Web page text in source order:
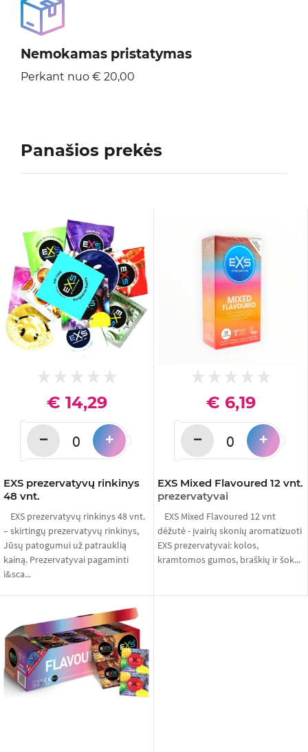
Nemokamas pristatymas
Perkant nuo € 20,00
Panašios prekės
EXS prezervatyvų rinkinys
48 vnt.
€ 14,29
− +
EXS prezervatyvų rinkinys 48 vnt.
– skirtingų prezervatyvų rinkinys,
Jūsų patogumui už patrauklią
kainą. Prezervatyvai pagaminti
i&sca...
EXS Mixed Flavoured 12 vnt.
prezervatyvai
€ 6,19
− +
EXS Mixed Flavoured 12 vnt
dėžutė - įvairių skonių aromatizuoti
EXS prezervatyvai: kolos,
kramtomos gumos, braškių ir šok...